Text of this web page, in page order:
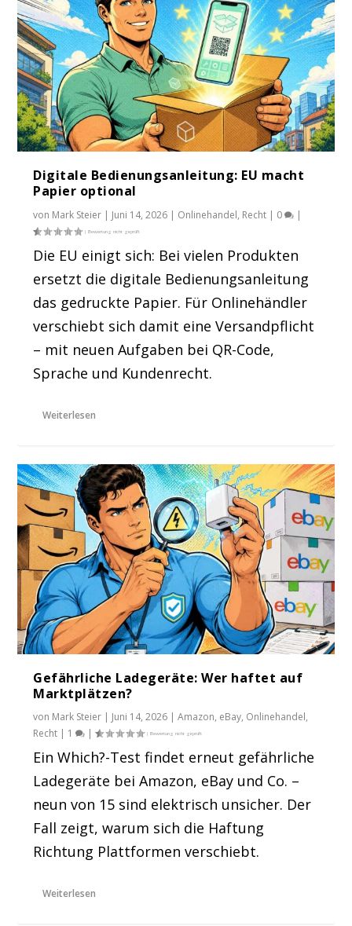
Digitale Bedienungsanleitung: EU macht
Papier optional
von Mark Steier | Juni 14, 2026 | Onlinehandel, Recht | 0 |
Die EU einigt sich: Bei vielen Produkten
ersetzt die digitale Bedienungsanleitung
das gedruckte Papier. Für Onlinehändler
verschiebt sich damit eine Versandpflicht
– mit neuen Aufgaben bei QR-Code,
Sprache und Kundenrecht.
Weiterlesen
Gefährliche Ladegeräte: Wer haftet auf
Marktplätzen?
von Mark Steier | Juni 14, 2026 |Amazon, eBay, Onlinehandel,
Recht | 1 |
Ein Which?-Test findet erneut gefährliche
Ladegeräte bei Amazon, eBay und Co. –
neun von 15 sind elektrisch unsicher. Der
Fall zeigt, warum sich die Haftung
Richtung Plattformen verschiebt.
Weiterlesen